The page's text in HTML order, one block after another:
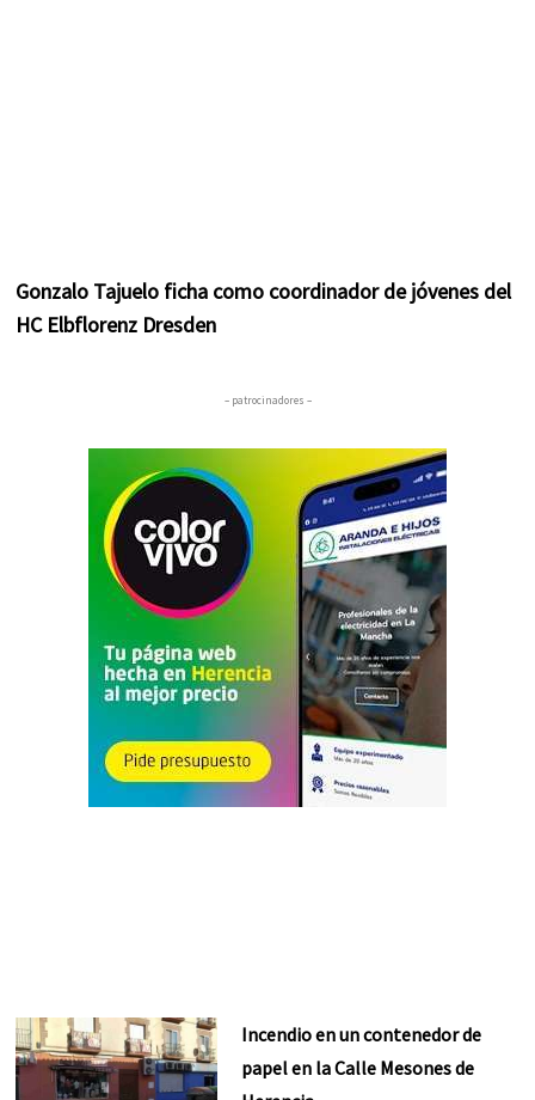
Gonzalo Tajuelo ficha como coordinador de jóvenes del
HC Elbflorenz Dresden
– patrocinadores –
Incendio en un contenedor de
papel en la Calle Mesones de